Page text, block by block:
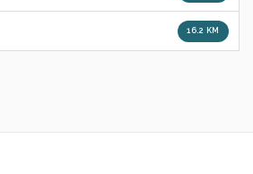
16.2 KM